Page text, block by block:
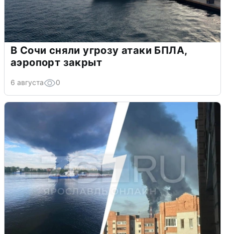
В Сочи сняли угрозу атаки БПЛА,
аэропорт закрыт
6 августа 0